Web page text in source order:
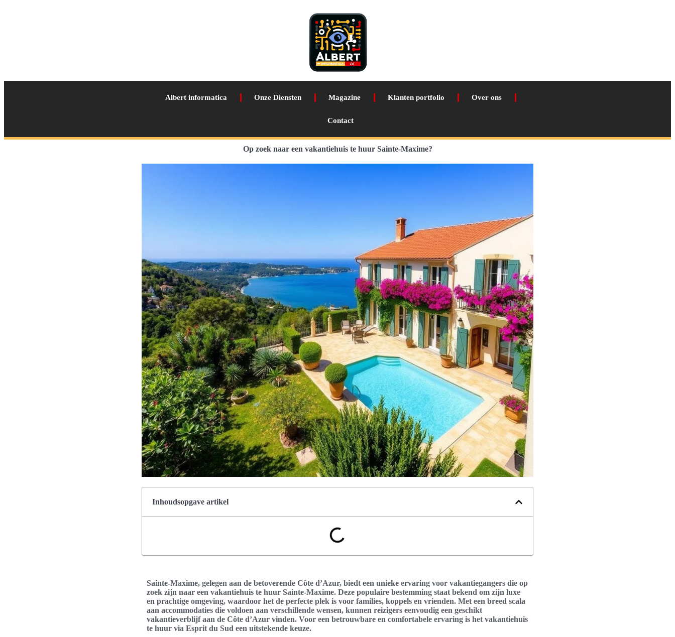
Albert informatica Onze Diensten Magazine Klanten portfolio Over ons
Contact
Op zoek naar een vakantiehuis te huur Sainte-Maxime?
Inhoudsopgave artikel
Sainte-Maxime, gelegen aan de betoverende Côte d’Azur, biedt een unieke ervaring voor vakantiegangers die op
zoek zijn naar een vakantiehuis te huur Sainte-Maxime. Deze populaire bestemming staat bekend om zijn luxe
en prachtige omgeving, waardoor het de perfecte plek is voor families, koppels en vrienden. Met een breed scala
aan accommodaties die voldoen aan verschillende wensen, kunnen reizigers eenvoudig een geschikt
vakantieverblijf aan de Côte d’Azur vinden. Voor een betrouwbare en comfortabele ervaring is het vakantiehuis
te huur via Esprit du Sud een uitstekende keuze.